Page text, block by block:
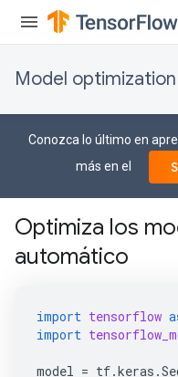
Model optimization
Conozca lo último en
más en el
Optimiza los
automático
import tensorflow
import
model = tf.keras .